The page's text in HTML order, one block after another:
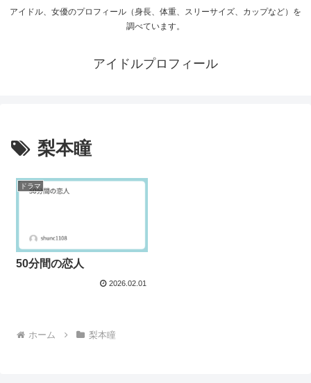
アイドル、女優のプロフィール（身長、体重、スリーサイズ、カップなど）を
調べています。
アイドルプロフィール
梨本瞳
ドラマ
50分間の恋人
2026.02.01
ホーム 梨本瞳